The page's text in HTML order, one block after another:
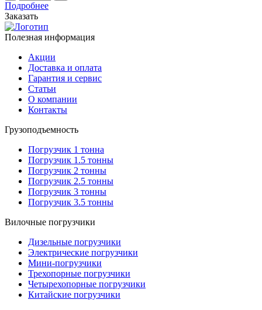
Подробнее
Заказать
Полезная информация
Акции
Доставка и оплата
Гарантия и сервис
Статьи
О компании
Контакты
Грузоподъемность
Погрузчик 1 тонна
Погрузчик 1.5 тонны
Погрузчик 2 тонны
Погрузчик 2.5 тонны
Погрузчик 3 тонны
Погрузчик 3.5 тонны
Вилочные погрузчики
Дизельные погрузчики
Электрические погрузчики
Мини-погрузчики
Трехопорные погрузчики
Четырехопорные погрузчики
Китайские погрузчики